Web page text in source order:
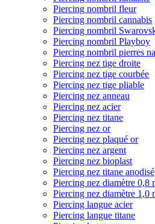
Piercing nombril fleur
Piercing nombril cannabis
Piercing nombril
Piercing nombril Playboy
Piercing nombril pierres
Piercing nez tige droite
Piercing nez tige courbée
Piercing nez tige pliable
Piercing nez anneau
Piercing nez acier
Piercing nez titane
Piercing nez or
Piercing nez plaqué or
Piercing nez argent
Piercing nez bioplast
Piercing nez titane anodisé
Piercing nez diamètre 0,8
Piercing nez diamètre 1,0
Piercing langue acier
Piercing langue titane